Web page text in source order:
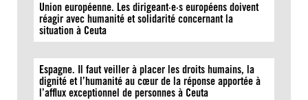
Union européenne. Les dirigeant·e·s européens doivent
réagir avec humanité et solidarité concernant la
situation à Ceuta
Espagne. Il faut veiller à placer les droits humains, la
dignité et l’humanité au cœur de la réponse apportée à
l’afflux exceptionnel de personnes à Ceuta